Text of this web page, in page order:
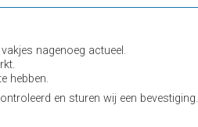
nagenoeg actueel.
hebben.
en sturen wij een bevestiging.